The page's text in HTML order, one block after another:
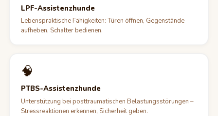
LPF-Assistenzhunde
Lebenspraktische Fähigkeiten: Türen öffnen, Gegenstände
aufheben, Schalter bedienen.
🧠
PTBS-Assistenzhunde
Unterstützung bei posttraumatischen Belastungsstörungen –
Stressreaktionen erkennen, Sicherheit geben.